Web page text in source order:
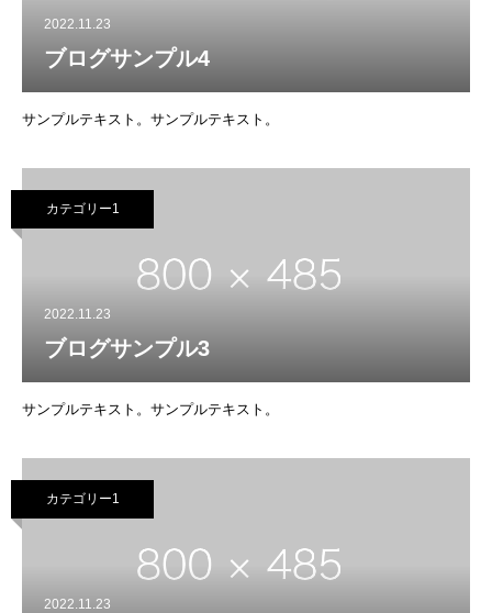
2022.11.23
ブログサンプル4
サンプルテキスト。サンプルテキスト。
カテゴリー1
2022.11.23
ブログサンプル3
サンプルテキスト。サンプルテキスト。
カテゴリー1
2022.11.23